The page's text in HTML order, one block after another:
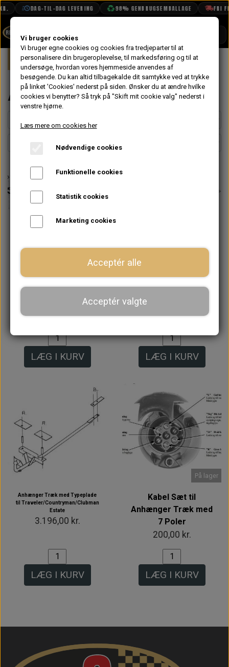
DAG-TIL-DAG LEVERING 98% GENBRUGSEMBALLAGE FRI
BOOK TID
PROJEKTER
TEKNISK DATA
VANDPOLERING
Forside Mini Eksteriør Anhænger Træk
Anhænger Træk
Anhænger Træk med
Saloon/Clubman
3.000,00 kr.
LÆG I KURV
Anhænger Træk med
Varevogn/Pick up
3.196,00 kr.
LÆG I KURV
Anhænger Træk med Typeplade
til Traveler/Countryman/Clubman
Estate
3.196,00 kr.
LÆG I KURV
På lager
Kabel Sæt til
Anhænger Træk med
7 Poler
200,00 kr.
LÆG I KURV
Vi bruger cookies
Vi bruger egne cookies og cookies fra tredjeparter til at
personalisere din brugeroplevelse, til markedsføring og til at
undersøge, hvordan vores hjemmeside anvendes af
besøgende. Du kan altid tilbagekalde dit samtykke ved at trykke
på linket 'Cookies' nederst på siden. Ønsker du at ændre hvilke
cookies vi benytter? Så tryk på "Skift mit cookie valg" nederst i
venstre hjørne.
Læs mere om cookies her
Nødvendige cookies
Funktionelle cookies
Statistik cookies
Marketing cookies
Acceptér alle
Acceptér valgte